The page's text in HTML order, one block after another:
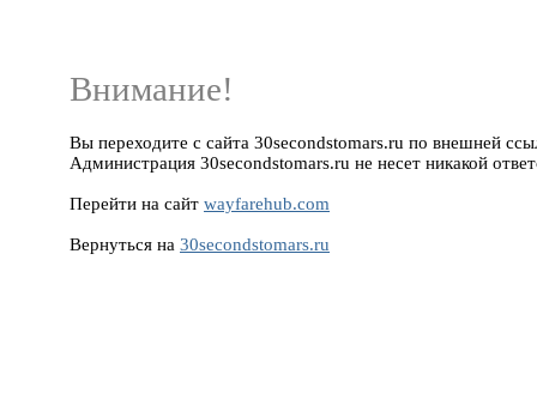
Внимание!
Вы переходите с сайта 30secondstomars.ru по внешней
Администрация 30secondstomars.ru не несет никакой
Перейти на сайт wayfarehub.com
Вернуться на 30secondstomars.ru